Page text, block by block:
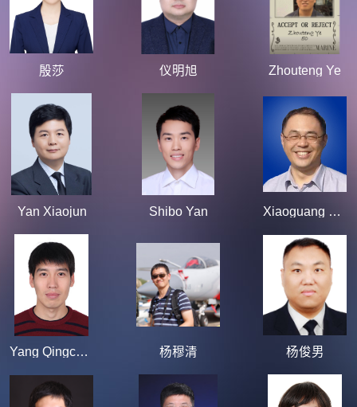
殷莎 仪明旭 Zhouteng Ye
Yan Xiaojun Shibo Yan Xiaoguang Yang
Yang Qingchun 杨穆清 杨俊男